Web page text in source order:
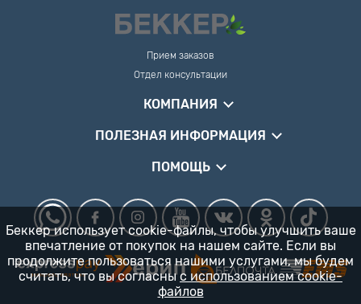
Прием заказов
Отдел консультации
КОМПАНИЯ
ПОЛЕЗНАЯ ИНФОРМАЦИЯ
ПОМОЩЬ
Беккер использует cookie-файлы, чтобы улучшить ваше
впечатление от покупок на нашем сайте. Если вы
продолжите пользоваться нашими услугами, мы будем
считать, что вы согласны с использованием cookie-
файлов